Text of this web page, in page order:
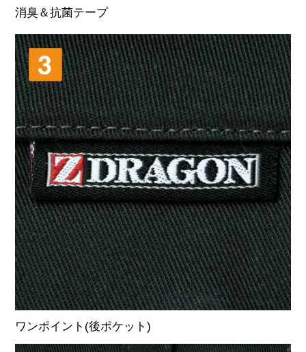
消臭＆抗菌テープ
ワンポイント(後ポケット)